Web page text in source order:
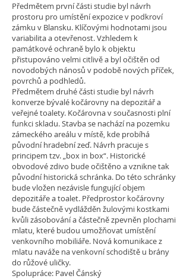
Předmětem první části studie byl návrh
prostoru pro umístění expozice v podkroví
zámku v Blansku. Klíčovými hodnotami jsou
variabilita a otevřenost. Vzhledem k
památkové ochraně bylo k objektu
přistupováno velmi citlivě a byl očištěn od
novodobých nánosů v podobě nových příček,
povrchů a podhledů.
Předmětem druhé části studie byl návrh
konverze bývalé kočárovny na depozitář a
veřejné toalety. Kočárovna v současnosti plní
funkci skladu. Stavba se nachází na pozemku
zámeckého areálu v místě, kde probíhá
původní hradební zeď. Návrh pracuje s
principem tzv. „box in box“. Historické
obvodové zdivo bude očištěno a vznikne tak
původní historická schránka. Do této schránky
bude vložen nezávisle fungující objem
depozitáře a toalet. Předprostor kočárovny
bude částečně vydlážděn žulovými kostkami
kvůli zásobování a částečně zpevněn plochami
mlatu, které budou umožňovat umístění
venkovního mobiliáře. Nová komunikace z
mlatu naváže na venkovní schodiště u brány
do růžové uličky.
Spolupráce: Pavel Čánský